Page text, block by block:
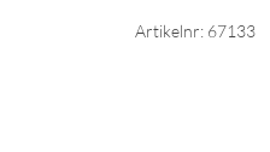
Artikelnr: 67133